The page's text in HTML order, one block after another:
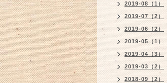
2019-08（1）
2019-07（2）
2019-06（2）
2019-05（1）
2019-04（3）
2019-03（2）
2018-09（2）